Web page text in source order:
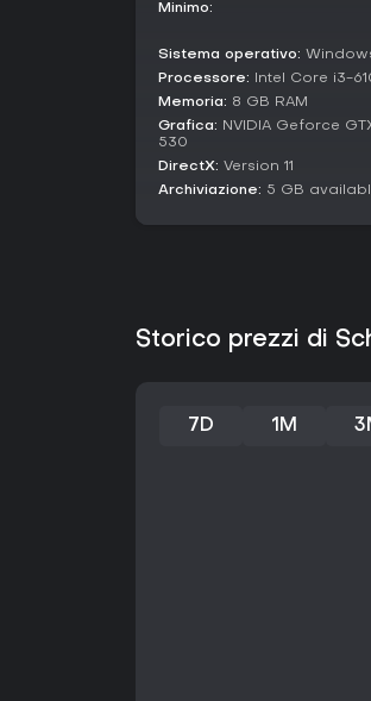
Minimo:
Sistema operativo:
Processore: Intel Core i3-
Memoria: 8 GB RAM
Grafica: NVIDIA Geforce
530
DirectX: Version 11
Archiviazione: 5 GB
Storico prezzi di
7D 1M